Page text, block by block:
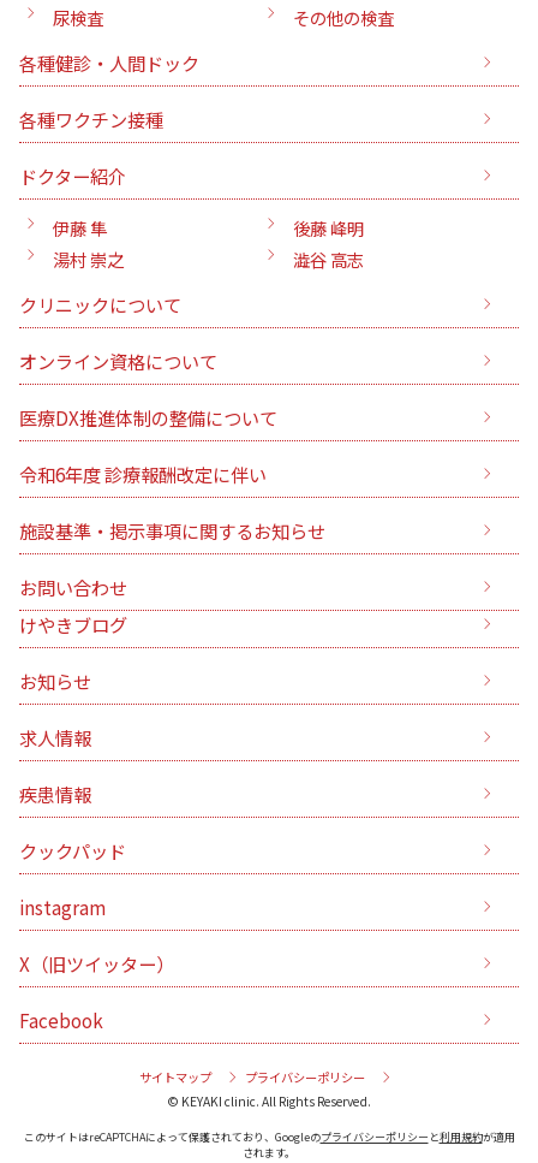
尿検査
その他の検査
各種健診・人間ドック
各種ワクチン接種
ドクター紹介
伊藤 隼
後藤 峰明
湯村 崇之
澁谷 高志
クリニックについて
オンライン資格について
医療DX推進体制の整備について
令和6年度 診療報酬改定に伴い
施設基準・掲示事項に関するお知らせ
お問い合わせ
けやきブログ
お知らせ
求人情報
疾患情報
クックパッド
instagram
X（旧ツイッター）
Facebook
サイトマップ
プライバシーポリシー
© KEYAKI clinic. All Rights Reserved.
このサイトはreCAPTCHAによって保護されており、Googleのプライバシーポリシー と利用規約が適用
されます。